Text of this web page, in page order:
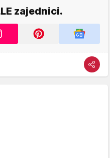
zajednici.